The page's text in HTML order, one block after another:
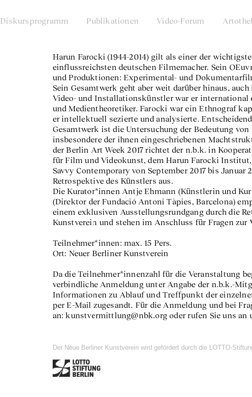
Diskursprogramm Publikationen Video-Forum
Harun Farocki (1944–2014) gilt als einer der
einflussreichsten deutschen Filmemacher. Sein
und Produktionen: Experimental- und
Sein Gesamtwerk geht aber weit darüber hinaus,
Video- und Installationskünstler war er international
und Medientheoretiker. Farocki war ein Ethnograf
er intellektuell sezierte und analysierte.
Gesamtwerk ist die Untersuchung der Bedeutung
insbesondere der ihnen eingeschriebenen
der Berlin Art Week 2017 richtet der n.b.k. in
für Film und Videokunst, dem Harun Farocki Institut,
Savvy Contemporary von September 2017 bis Januar
Retrospektive des Künstlers aus.
Die Kurator*innen Antje Ehmann (Künstlerin und
(Direktor der Fundació Antoni Tàpies, Barcelona)
einem exklusiven Ausstellungsrundgang durch die
Kunstverein und stehen im Anschluss für Fragen zur
Teilnehmer*innen: max. 15 Pers.
Ort: Neuer Berliner Kunstverein
Da die Teilnehmer*innenzahl für die Veranstaltung
verbindliche Anmeldung unter Angabe der n.b.k.-
Informationen zu Ablauf und Treffpunkt der
per E-Mail zugesandt. Für die Anmeldung und bei
an: kunstvermittlung@nbk.org oder rufen Sie uns an
Der Neue Berliner Kunstverein wird gefördert durch die LOTTO-